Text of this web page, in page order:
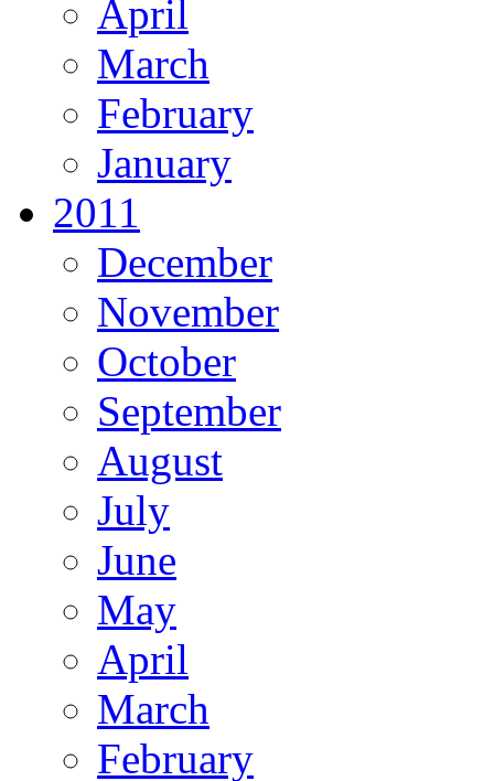
April
March
February
January
2011
December
November
October
September
August
July
June
May
April
March
February